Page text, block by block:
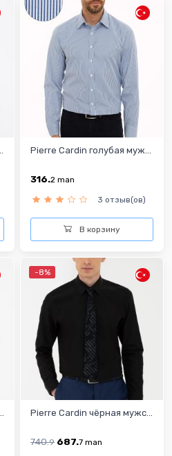
Pierre Cardin голубая муж...
316.2 man
3 отзыв(ов)
В корзину
-8%
Pierre Cardin чёрная мужс...
740.9 687.7 man